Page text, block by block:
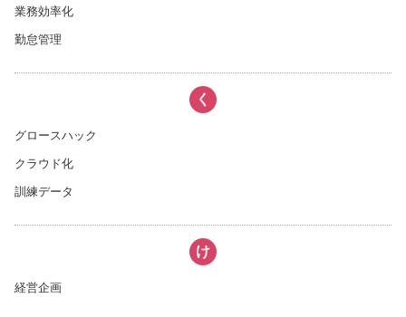
業務効率化
勤怠管理
く
グロースハック
クラウド化
訓練データ
け
経営企画